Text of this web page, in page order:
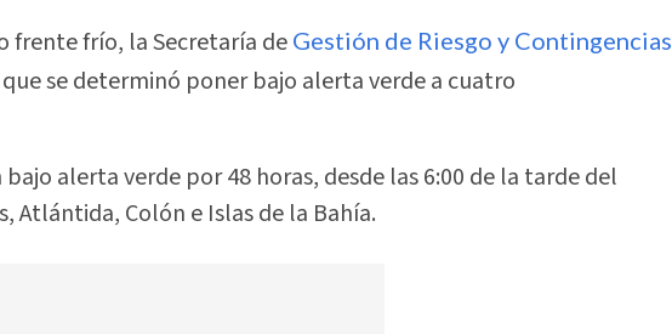
frente frío, la Secretaría de Gestión de Riesgo y Contingencias
se determinó poner bajo alerta verde a cuatro
alerta verde por 48 horas, desde las 6:00 de la tarde del
Atlántida, Colón e Islas de la Bahía.